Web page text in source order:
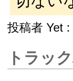
投稿者 Yet
トラッ